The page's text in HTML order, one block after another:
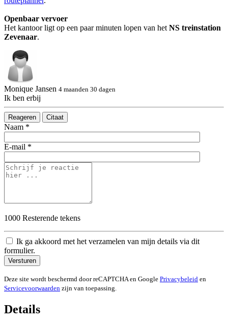
Openbaar vervoer
Het kantoor ligt op een paar minuten lopen van het NS treinstation
Zevenaar.
Monique Jansen 4 maanden 30 dagen
Ik ben erbij
Reageren Citaat
Naam *
E-mail *
1000 Resterende tekens
Ik ga akkoord met het verzamelen van mijn details via dit
formulier.
Versturen
Deze site wordt beschermd door reCAPTCHA en Google Privacybeleid en
Servicevoorwaarden zijn van toepassing.
Details